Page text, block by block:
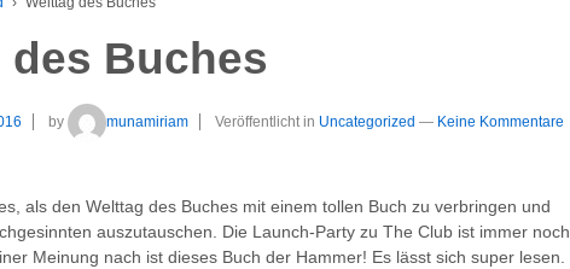
des Buches
by munamiriam Veröffentlicht in Uncategorized — Keine Kommentare
als den Welttag des Buches mit einem tollen Buch zu verbringen und
auszutauschen. Die Launch-Party zu The Club ist immer noch
Meinung nach ist dieses Buch der Hammer! Es lässt sich super lesen.